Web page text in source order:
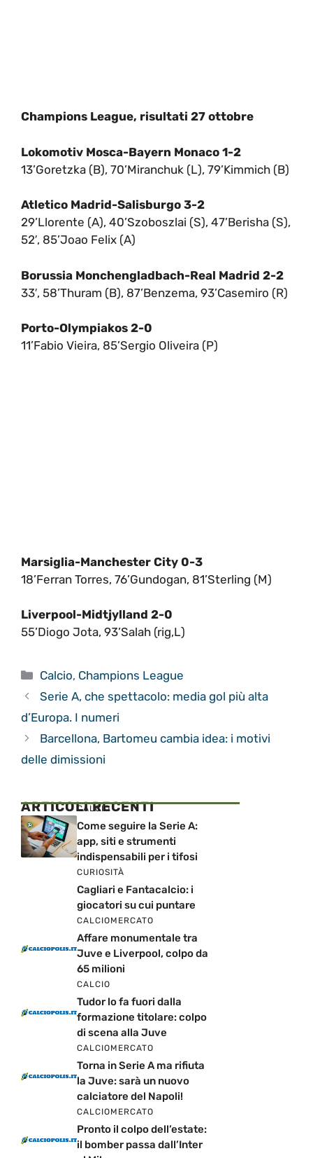
Champions League, risultati 27 ottobre
Lokomotiv Mosca-Bayern Monaco 1-2
13’Goretzka (B), 70’Miranchuk (L), 79’Kimmich (B)
Atletico Madrid-Salisburgo 3-2
29’Llorente (A), 40’Szoboszlai (S), 47’Berisha (S),
52′, 85’Joao Felix (A)
Borussia Monchengladbach-Real Madrid 2-2
33′, 58’Thuram (B), 87’Benzema, 93’Casemiro (R)
Porto-Olympiakos 2-0
11’Fabio Vieira, 85’Sergio Oliveira (P)
Marsiglia-Manchester City 0-3
18’Ferran Torres, 76’Gundogan, 81’Sterling (M)
Liverpool-Midtjylland 2-0
55’Diogo Jota, 93’Salah (rig,L)
Categorie
Calcio, Champions League
Serie A, che spettacolo: media gol più alta
d’Europa. I numeri
Barcellona, Bartomeu cambia idea: i motivi
delle dimissioni
ARTICOLI RECENTI
CALCIO
Come seguire la Serie A:
app, siti e strumenti
indispensabili per i tifosi
CURIOSITÀ
Cagliari e Fantacalcio: i
giocatori su cui puntare
CALCIOMERCATO
Affare monumentale tra
Juve e Liverpool, colpo da
65 milioni
CALCIO
Tudor lo fa fuori dalla
formazione titolare: colpo
di scena alla Juve
CALCIOMERCATO
Torna in Serie A ma rifiuta
la Juve: sarà un nuovo
calciatore del Napoli!
CALCIOMERCATO
Pronto il colpo dell’estate:
il bomber passa dall’Inter